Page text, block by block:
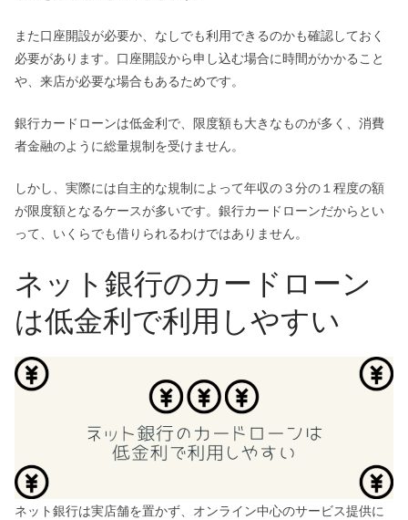
また口座開設が必要か、なしでも利用できるのかも確認しておく
必要があります。口座開設から申し込む場合に時間がかかること
や、来店が必要な場合もあるためです。
銀行カードローンは低金利で、限度額も大きなものが多く、消費
者金融のように総量規制を受けません。
しかし、実際には自主的な規制によって年収の３分の１程度の額
が限度額となるケースが多いです。銀行カードローンだからとい
って、いくらでも借りられるわけではありません。
ネット銀行のカードローン
は低金利で利用しやすい
ネット銀行は実店舗を置かず、オンライン中心のサービス提供に